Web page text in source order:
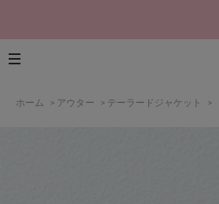
ホーム > アウター > テーラードジャケット >